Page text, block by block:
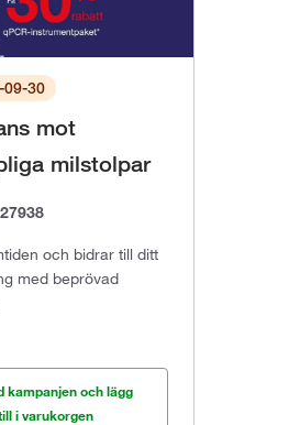
09-30
mot
milstolpar
27938
och bidrar till ditt
med beprövad
kampanjen och lägg
i varukorgen